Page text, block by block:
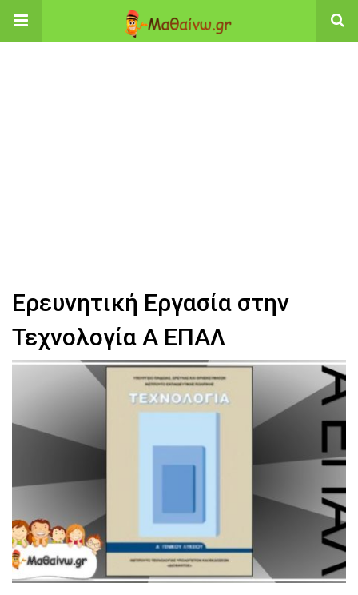
Ερευνητική Εργασία στην
Τεχνολογία Α ΕΠΑΛ